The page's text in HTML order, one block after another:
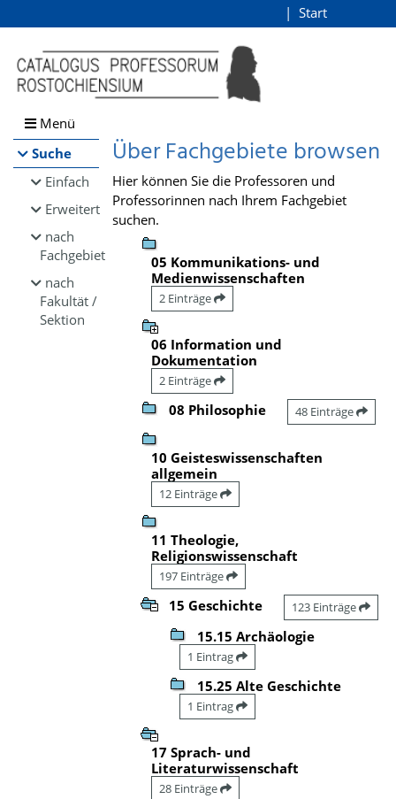
Browsen
direkt zum Inhalt
Start
Menü
Suche
Einfach
Erweitert
nach
Fachgebiet
nach
Fakultät /
Sektion
Über Fachgebiete browsen
Hier können Sie die Professoren und
Professorinnen nach Ihrem Fachgebiet
suchen.
05 Kommunikations- und
Medienwissenschaften
2 Einträge
06 Information und
Dokumentation
2 Einträge
08 Philosophie 48 Einträge
10 Geisteswissenschaften
allgemein
12 Einträge
11 Theologie,
Religionswissenschaft
197 Einträge
15 Geschichte 123 Einträge
15.15 Archäologie
1 Eintrag
15.25 Alte Geschichte
1 Eintrag
17 Sprach- und
Literaturwissenschaft
28 Einträge